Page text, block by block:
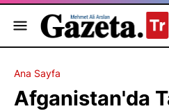
Ana Sayfa
Afganistan'da